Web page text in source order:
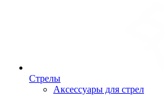
Стрелы
Аксессуары для стрел